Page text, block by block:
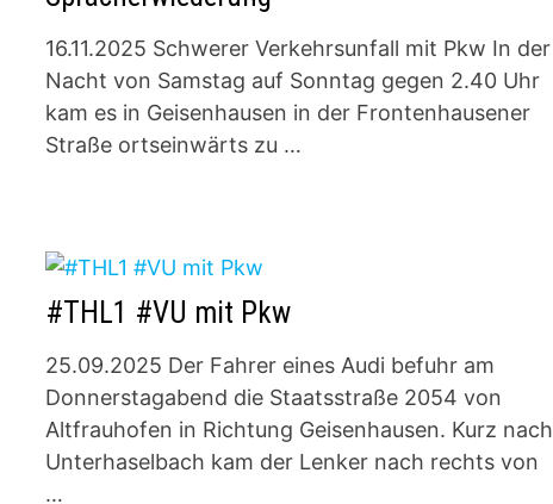
16.11.2025 Schwerer Verkehrsunfall mit Pkw In der
Nacht von Samstag auf Sonntag gegen 2.40 Uhr
kam es in Geisenhausen in der Frontenhausener
Straße ortseinwärts zu …
#THL1 #VU mit Pkw
25.09.2025 Der Fahrer eines Audi befuhr am
Donnerstagabend die Staatsstraße 2054 von
Altfrauhofen in Richtung Geisenhausen. Kurz nach
Unterhaselbach kam der Lenker nach rechts von
…